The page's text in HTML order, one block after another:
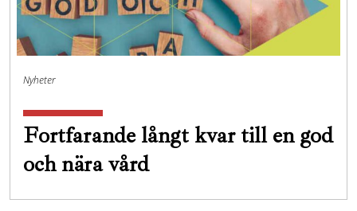
Nyheter
Fortfarande långt kvar till en god
och nära vård